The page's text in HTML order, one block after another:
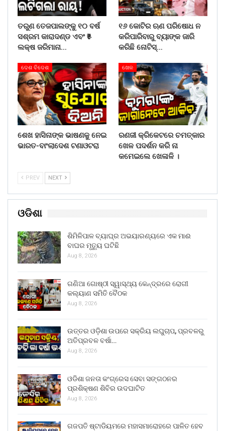
ତରୁଣ ତେଜପାଲଙ୍କୁ ୧୦ ବର୍ଷ
ସଶ୍ରମ କାରାଦଣ୍ଡ ଏବଂ ₹୫
ଲକ୍ଷ ଜରିମାନା…
୧୬ କୋଟିର ଋଣ ପରିଷୋଧ ନ
କରିପାରିବାରୁ ବ୍ୟାଙ୍କ ଜାରି
କରିଛି ନୋଟିସ୍…
ଦେଶ ବିଦେଶ
ଶେଖ ହାସିନାଙ୍କ ଭାଷଣକୁ ନେଇ
ଭାରତ-ବାଂଲାଦେଶ ଟଣାଓଟରା
ଖେଳ
ରଣଜୀ କ୍ରିକେଟରେ ଚମତ୍କାର
ଖେଳ ପଦର୍ଶନ କରି ନା
କମେଇଲେ ଖେଳାଳି ।
PREV NEXT
ଓଡିଶା
ଶିମିଳିପାଳ ବ୍ୟାଘ୍ର ଅଭୟାରଣ୍ୟରେ ଏକ ମାଈ
ବାଘର ମୃତ୍ୟୁ ଘଟିଛି
Aug 8, 2026
ଗଣିଆ ଗୋଷ୍ଠୀ ସ୍ୱାସ୍ଥ୍ୟ କେନ୍ଦ୍ରରେ ରୋଗୀ
କଲ୍ୟାଣ ସମିତି ବୈଠକ
Aug 8, 2026
ଉତ୍ତର ଓଡ଼ିଶା ଉପରେ ସକ୍ରିୟ ଲଘୁଚାପ, ପ୍ରବଳରୁ
ଅତିପ୍ରବଳ ବର୍ଷା…
Aug 8, 2026
ଓଡିଶା ଜନତା କଂଗ୍ରେସ ସେବା ସଙ୍ଗଠନର
ପ୍ରଶିକ୍ଷଣ ଶିବିର ଉଦଘାଟିତ
Aug 8, 2026
ଗଜପତି ଷ୍ଟାଡିୟମରେ ମହାସମାରୋହରେ ପାଳିତ ହେବ